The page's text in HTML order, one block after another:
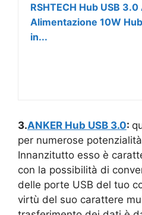
RSHTECH Hub USB
Alimentazione 10W
in...
3.ANKER Hub USB 3.0:
per numerose
Innanzitutto esso è
con la possibilità di
delle porte USB del tuo
virtù del suo carattere